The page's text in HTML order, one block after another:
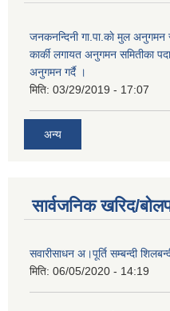
जनकनन्दिनी गा.पा.काे मुल अनुगमन
कार्की लगायत अनुगमन समितीका
अनुगमन गर्दै ।
मिति: 03/29/2019 - 17:07
अन्य
सार्वजनिक खरिद/
सवारीसाधन अ।पूर्ति सम्बन्दी
मिति: 06/05/2020 - 14:19